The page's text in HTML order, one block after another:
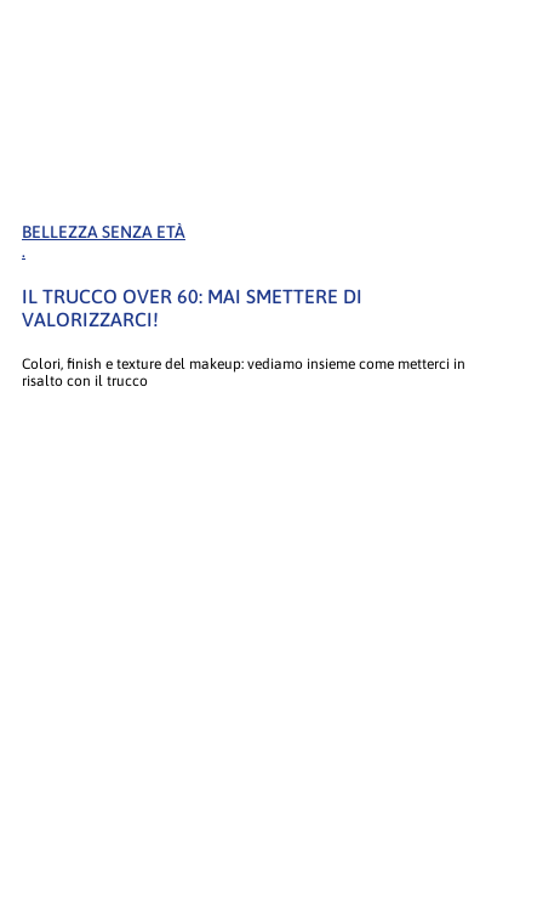
BELLEZZA SENZA ETÀ
.
IL TRUCCO OVER 60: MAI SMETTERE DI
VALORIZZARCI!
Colori, finish e texture del makeup: vediamo insieme come metterci in
risalto con il trucco